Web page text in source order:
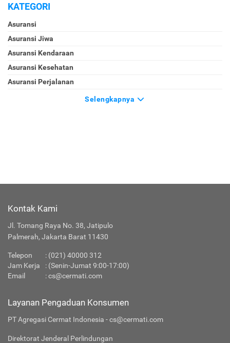
KATEGORI
Asuransi
Asuransi Jiwa
Asuransi Kendaraan
Asuransi Kesehatan
Asuransi Perjalanan
Selengkapnya
Kontak Kami
Jl. Tomang Raya No. 38, Jatipulo
Palmerah, Jakarta Barat 11430
Telepon : (021) 40000 312
Jam Kerja
: (Senin-Jumat 9:00-17:00)
Email
:cs@cermati.com
Layanan Pengaduan Konsumen
PT Agregasi Cermat Indonesia - cs@cermati.com
Direktorat Jenderal Perlindungan